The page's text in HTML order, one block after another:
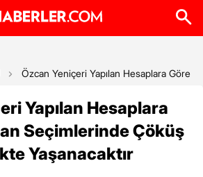
Özcan Yeniçeri Yapılan Hesaplara Göre
Yapılan Hesaplara
Seçimlerinde Çöküş
Yaşanacaktır